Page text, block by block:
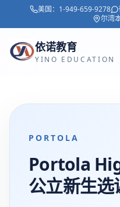
美国： 1-949-659-9278
尔湾
依诺教育
YINO EDUCATION
PORTOLA
Portola
公立新生选